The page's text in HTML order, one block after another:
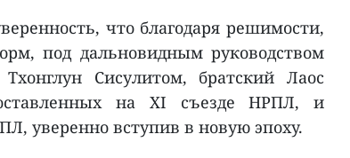
что благодаря решимости,
под дальновидным руководством
Сисулитом, братский Лаос
на XI съезде НРПЛ, и
уверенно вступив в новую эпоху.